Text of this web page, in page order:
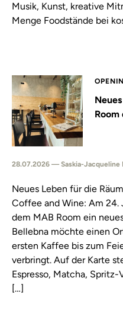
Musik, Kunst, kreative
Menge Foodstände bei
28.07.2026 — Saskia-Jacqueline
Neues Leben für die
Coffee and Wine: Am
dem MAB Room ein
Bellebna möchte einen
ersten Kaffee bis zum
verbringt. Auf der Karte
Espresso, Matcha,
[…]